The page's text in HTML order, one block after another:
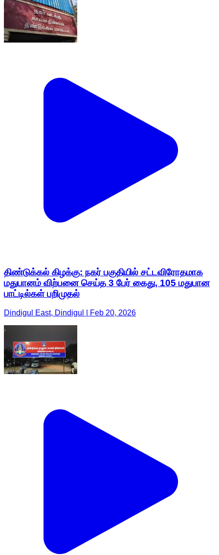
திண்டுக்கல் கிழக்கு: நகர் பகுதியில் சட்டவிரோதமாக
மதுபானம் விற்பனை செய்த 3 பேர் கைது, 105 மதுபான
பாட்டில்கள் பறிமுதல்
Dindigul East, Dindigul | Feb 20, 2026